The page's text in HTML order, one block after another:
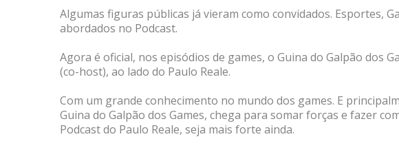
Algumas figuras públicas já vieram como convidados. Esportes,
abordados no Podcast.
Agora é oficial, nos episódios de games, o Guina do Galpão dos
(co-host), ao lado do Paulo Reale.
Com um grande conhecimento no mundo dos games. E
Guina do Galpão dos Games, chega para somar forças e fazer
Podcast do Paulo Reale, seja mais forte ainda.